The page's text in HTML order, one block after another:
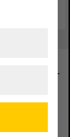
von Sachsen-